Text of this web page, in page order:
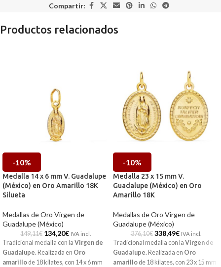
Compartir:
Productos relacionados
-10%
Medalla 14 x 6 mm V. Guadalupe
(México) en Oro Amarillo 18K
Silueta
Medallas de Oro Virgen de
Guadalupe (México)
149,11€ 134,20€ IVA incl.
Tradicional medalla con la Virgen de
Guadalupe. Realizada en Oro
amarillo de 18 kilates, con 14 x 6 mm
-10%
Medalla 23 x 15 mm V.
Guadalupe (México) en Oro
Amarillo 18K
Medallas de Oro Virgen de
Guadalupe (México)
376,10€ 338,49€ IVA incl.
Tradicional medalla con la Virgen de
Guadalupe. Realizada en Oro
amarillo de 18 kilates, con 23 x 15 mm